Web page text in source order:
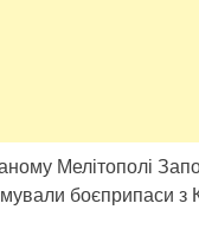
Мелітополі
боєприпаси з